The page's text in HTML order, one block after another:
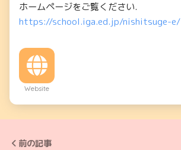
ホームページをご覧ください.
https://school.iga.ed.jp/nishitsuge-e/
Website
前の記事